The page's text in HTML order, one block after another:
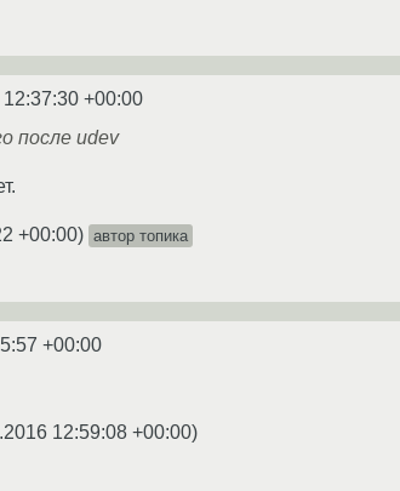
+00:00
после udev
+00:00) автор топика
+00:00
12:59:08 +00:00)